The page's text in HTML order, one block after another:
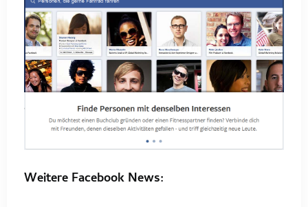
Weitere Facebook News: